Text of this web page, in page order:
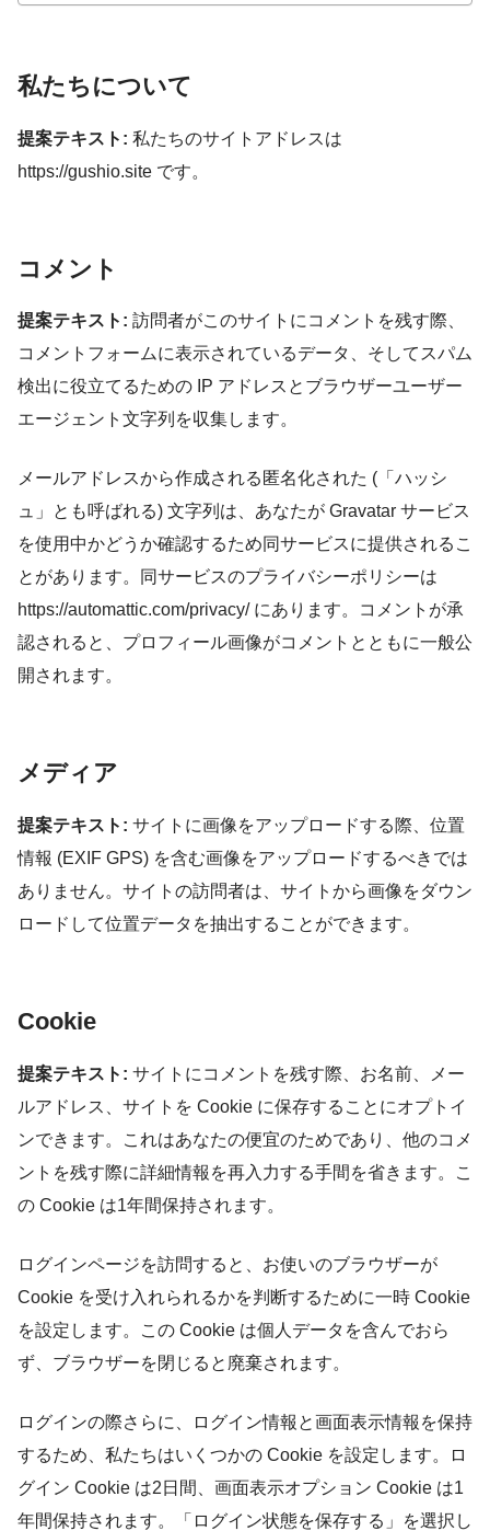
私たちについて
提案テキスト: 私たちのサイトアドレスは
https://gushio.site です。
コメント
提案テキスト: 訪問者がこのサイトにコメントを残す際、
コメントフォームに表示されているデータ、そしてスパム
検出に役立てるための IP アドレスとブラウザーユーザー
エージェント文字列を収集します。
メールアドレスから作成される匿名化された (「ハッシ
ュ」とも呼ばれる) 文字列は、あなたが Gravatar サービス
を使用中かどうか確認するため同サービスに提供されるこ
とがあります。同サービスのプライバシーポリシーは
https://automattic.com/privacy/ にあります。コメントが承
認されると、プロフィール画像がコメントとともに一般公
開されます。
メディア
提案テキスト: サイトに画像をアップロードする際、位置
情報 (EXIF GPS) を含む画像をアップロードするべきでは
ありません。サイトの訪問者は、サイトから画像をダウン
ロードして位置データを抽出することができます。
Cookie
提案テキスト: サイトにコメントを残す際、お名前、メー
ルアドレス、サイトを Cookie に保存することにオプトイ
ンできます。これはあなたの便宜のためであり、他のコメ
ントを残す際に詳細情報を再入力する手間を省きます。こ
の Cookie は1年間保持されます。
ログインページを訪問すると、お使いのブラウザーが
Cookie を受け入れられるかを判断するために一時 Cookie
を設定します。この Cookie は個人データを含んでおら
ず、ブラウザーを閉じると廃棄されます。
ログインの際さらに、ログイン情報と画面表示情報を保持
するため、私たちはいくつかの Cookie を設定します。ロ
グイン Cookie は2日間、画面表示オプション Cookie は1
年間保持されます。「ログイン状態を保存する」を選択し